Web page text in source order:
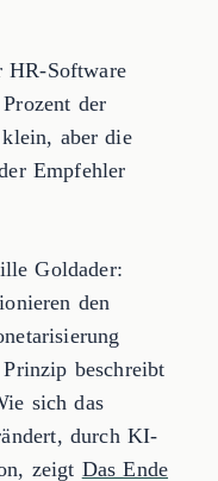
HR-Software
der
aber die
Empfehler
Goldader:
den
beschreibt
sich das
durch KI-
zeigt Das Ende